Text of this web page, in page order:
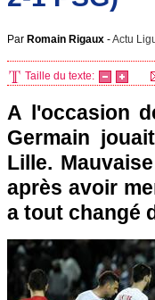
Par Romain Rigaux -Actu
Taille du texte:
A l'occasion
Germain
Lille.
après avoir
a tout changé